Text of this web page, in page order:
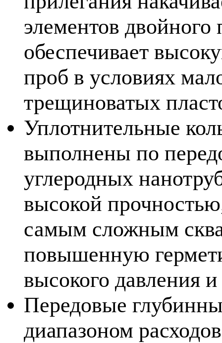
элементов
обеспечивает
проб в условиях
трещиноватых
Уплотнительные
выполнены по
углеродных
высокой
самым сложным
повышенную
высокого давления
Передовые
диапазоном